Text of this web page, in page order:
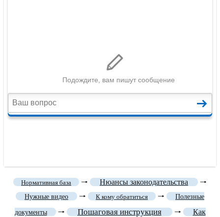
Нормативная база 🠒 Нюансы законодательства 🠒
Нужные видео 🠒 К кому обратиться 🠒 Полезные
документы 🠒 Пошаговая инструкция 🠒
Как